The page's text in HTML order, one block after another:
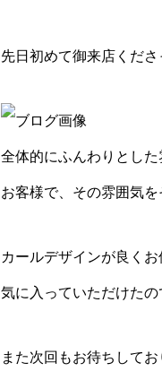
先日初めて御来店くだ
全体的にふんわりとし
お客様で、その雰囲気
カールデザインが良く
気に入っていただけた
また次回もお待ちして